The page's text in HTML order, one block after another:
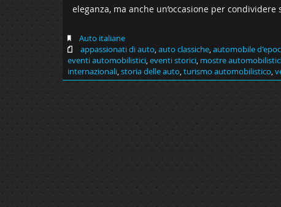
eleganza, ma anche un’occasione per condividere
Auto italiane
appassionati di auto,auto classiche,automobile
eventi automobilistici,eventi storici, mostre
internazionali,storia delle auto,turismo automobilistico,